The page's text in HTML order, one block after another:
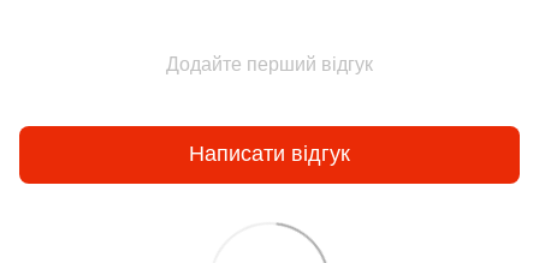
Додайте перший відгук
Написати відгук